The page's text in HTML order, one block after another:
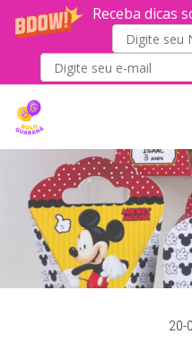
Receba dicas
content
20-